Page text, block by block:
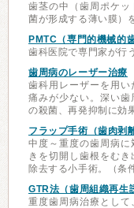
歯茎の中（歯周ポケッ
菌が形成する薄い膜）
PMTC（専門的機械的
歯科医院で専門家が行
歯周病のレーザー治療
歯科用レーザーを用い
痛みが少ない。深い
の殺菌、再発抑制に効
フラップ手術（歯肉剥
中度～重度の歯周病に
きを切開し歯根をむ
除去する小手術。（条
GTR法（歯周組織再生
重度歯周病治療として